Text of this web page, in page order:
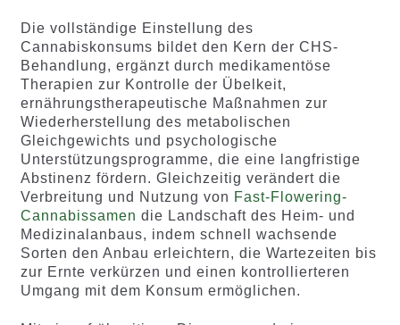
Die vollständige Einstellung des
Cannabiskonsums bildet den Kern der CHS-
Behandlung, ergänzt durch medikamentöse
Therapien zur Kontrolle der Übelkeit,
ernährungstherapeutische Maßnahmen zur
Wiederherstellung des metabolischen
Gleichgewichts und psychologische
Unterstützungsprogramme, die eine langfristige
Abstinenz fördern. Gleichzeitig verändert die
Verbreitung und Nutzung von Fast-Flowering-
Cannabissamen die Landschaft des Heim- und
Medizinalanbaus, indem schnell wachsende
Sorten den Anbau erleichtern, die Wartezeiten bis
zur Ernte verkürzen und einen kontrollierteren
Umgang mit dem Konsum ermöglichen.